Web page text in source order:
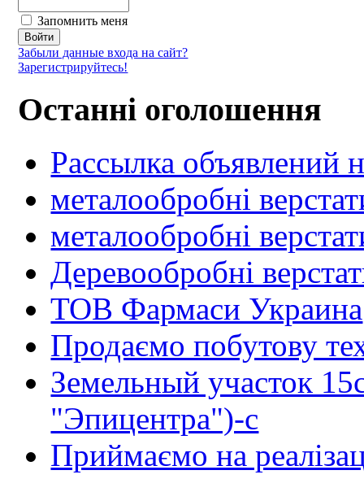
Запомнить меня
Забыли данные входа на сайт?
Зарегистрируйтесь!
Останні оголошення
Рассылка объявлений
металообробні
металообробні
Деревообробні
ТОВ Фармаси Украина
Продаємо побутову
Земельный участок
"Эпицентра")-с
Приймаємо на